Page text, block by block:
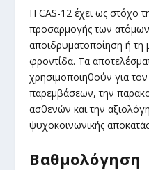
Η CAS-12 έχει ως στόχο
προσαρμογής των ατόμων
αποϊδρυματοποίηση ή τη
φροντίδα. Τα
χρησιμοποιηθούν για
παρεμβάσεων, την
ασθενών και την
ψυχοκοινωνικής
Βαθμολόγηση